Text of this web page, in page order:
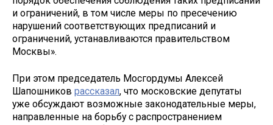
и ограничений, в том числе меры по пресечению
нарушений соответствующих предписаний и
ограничений, устанавливаются правительством
Москвы».
При этом председатель Мосгордумы Алексей
Шапошников рассказал, что московские депутаты
уже обсуждают возможные законодательные меры,
направленные на борьбу с распространением